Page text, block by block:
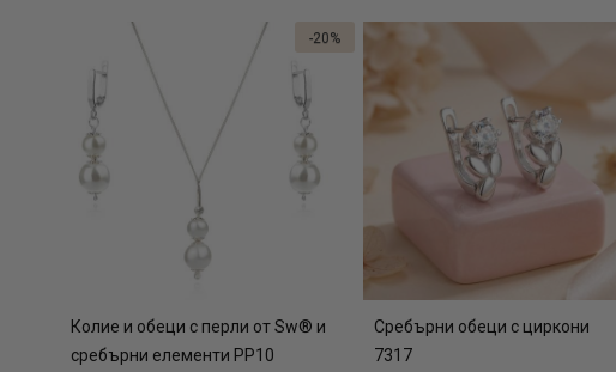
Колие и обеци с перли от Sw® и
сребърни елементи PP10
-20%
Сребърни обеци с циркони
7317